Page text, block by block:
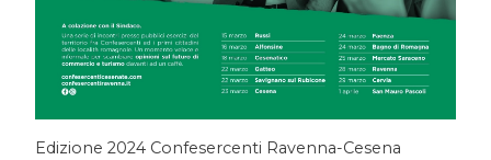
Edizione 2024 Confesercenti Ravenna-Cesena